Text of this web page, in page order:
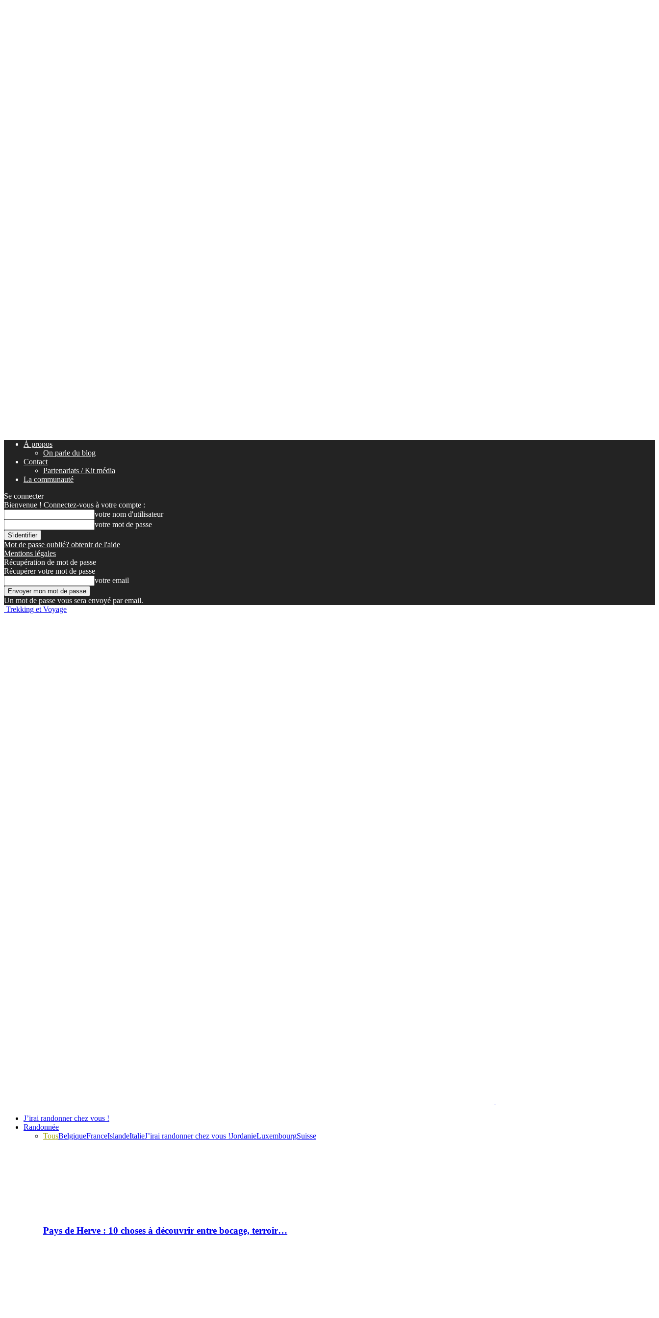
À propos
On parle du blog
Contact
Partenariats / Kit média
La communauté
Se connecter
Bienvenue ! Connectez-vous à votre compte :
votre nom d'utilisateur
votre mot de passe
Mot de passe oublié? obtenir de l'aide
Mentions légales
Récupération de mot de passe
Récupérer votre mot de passe
votre email
Un mot de passe vous sera envoyé par email.
Trekking et Voyage
J’irai randonner chez vous !
Randonnée
TousBelgiqueFranceIslandeItalieJ’irai randonner chez vous !JordanieLuxembourgSuisse
Pays de Herve : 10 choses à découvrir entre bocage, terroir…